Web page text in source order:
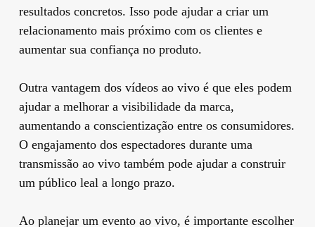
resultados concretos. Isso pode ajudar a criar um
relacionamento mais próximo com os clientes e
aumentar sua confiança no produto.
Outra vantagem dos vídeos ao vivo é que eles podem
ajudar a melhorar a visibilidade da marca,
aumentando a conscientização entre os consumidores.
O engajamento dos espectadores durante uma
transmissão ao vivo também pode ajudar a construir
um público leal a longo prazo.
Ao planejar um evento ao vivo, é importante escolher